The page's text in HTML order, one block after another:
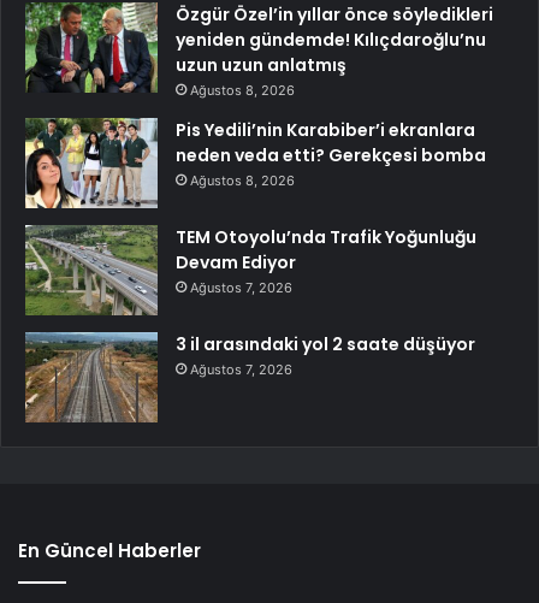
Özgür Özel’in yıllar önce söyledikleri
yeniden gündemde! Kılıçdaroğlu’nu
uzun uzun anlatmış
Ağustos 8, 2026
Pis Yedili’nin Karabiber’i ekranlara
neden veda etti? Gerekçesi bomba
Ağustos 8, 2026
TEM Otoyolu’nda Trafik Yoğunluğu
Devam Ediyor
Ağustos 7, 2026
3 il arasındaki yol 2 saate düşüyor
Ağustos 7, 2026
En Güncel Haberler